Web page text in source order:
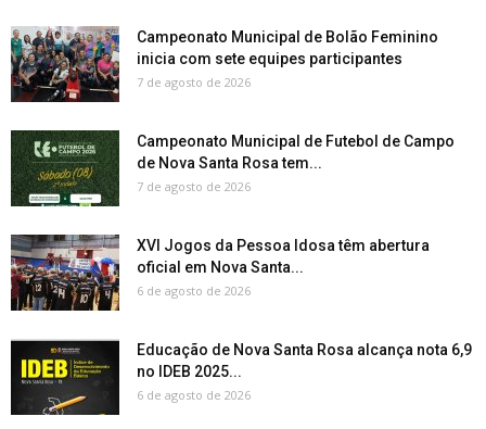
Campeonato Municipal de Bolão Feminino
inicia com sete equipes participantes
7 de agosto de 2026
Campeonato Municipal de Futebol de Campo
de Nova Santa Rosa tem...
7 de agosto de 2026
XVI Jogos da Pessoa Idosa têm abertura
oficial em Nova Santa...
6 de agosto de 2026
Educação de Nova Santa Rosa alcança nota 6,9
no IDEB 2025...
6 de agosto de 2026